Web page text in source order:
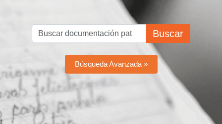
Buscar
Búsqueda Avanzada »